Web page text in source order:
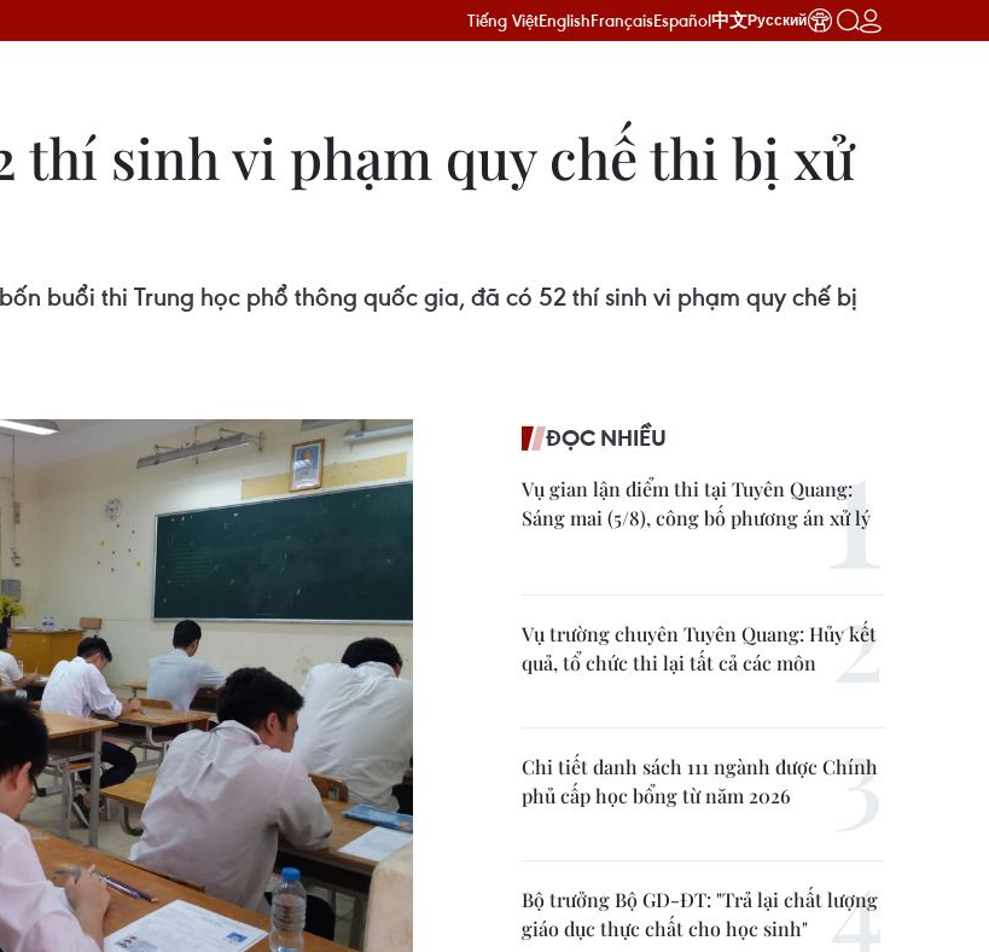
Tiếng ViệtEnglishFrançaisEspañol中文Русский
thí sinh vi phạm quy chế thi bị xử
buổi thi Trung học phổ thông quốc gia, đã có 52 thí sinh vi phạm quy chế bị
ĐỌC NHIỀU
Vụ gian lận điểm thi tại Tuyên Quang:
Sáng mai (5/8), công bố phương án xử lý
Vụ trường chuyên Tuyên Quang: Hủy kết
quả, tổ chức thi lại tất cả các môn
Chi tiết danh sách 111 ngành được Chính
phủ cấp học bổng từ năm 2026
Bộ trưởng Bộ GD-ĐT: "Trả lại chất lượng
giáo dục thực chất cho học sinh"